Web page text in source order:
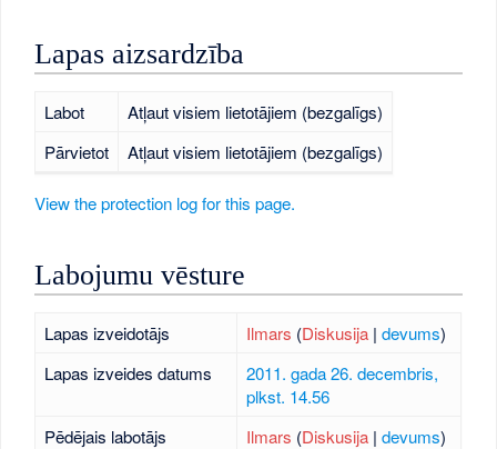
Lapas aizsardzība
Labot
Atļaut visiem lietotājiem (bezgalīgs)
Pārvietot
Atļaut visiem lietotājiem (bezgalīgs)
View the protection log for this page.
Labojumu vēsture
Lapas izveidotājs Ilmars (Diskusija| devums)
Lapas izveides datums
2011. gada 26. decembris,
plkst. 14.56
Pēdējais labotājs
Ilmars (Diskusija| devums)